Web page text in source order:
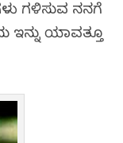
ಗಳಿಸುವ ನನಗೆ
ಇನ್ನು ಯಾವತ್ತೂ